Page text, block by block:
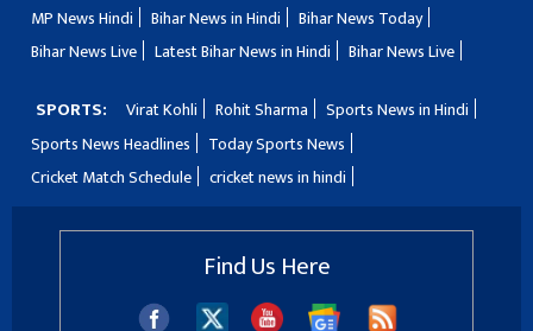
MP News Hindi
Bihar News in Hindi
Bihar News Today
Bihar News Live
Latest Bihar News in Hindi Bihar News Live
SPORTS: Virat Kohli Rohit Sharma
Sports News in Hindi
Sports News Headlines
Today Sports News
Cricket Match Schedule
cricket news in hindi
Find Us Here